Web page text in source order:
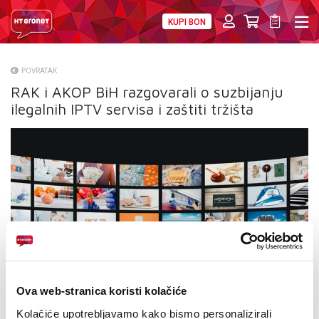
Ova web-stranica koristi kolačiće
Kolačiće upotrebljavamo kako bismo personalizirali
KUPI BON
O NAMA
NATJEČAJI
VELEPRODAJA
KONTAKTI
E-RAČUN
POVRATAK
RAK i AKOP BiH razgovarali o suzbijanju
ilegalnih IPTV servisa i zaštiti tržišta